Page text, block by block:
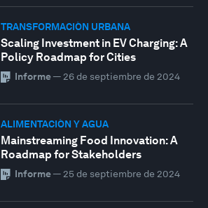
TRANSFORMACIÓN URBANA
Scaling Investment in EV Charging: A
Policy Roadmap for Cities
Informe— 26 de septiembre de 2024
ALIMENTACIÓN Y AGUA
Mainstreaming Food Innovation: A
Roadmap for Stakeholders
Informe— 25 de septiembre de 2024